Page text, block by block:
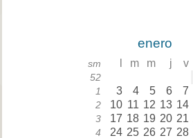
enero
sm m m j v
52
1 3 4 5 6 7
2 10 11 12 13 14
3 17 18 19 20 21
4 24 25 26 27 28